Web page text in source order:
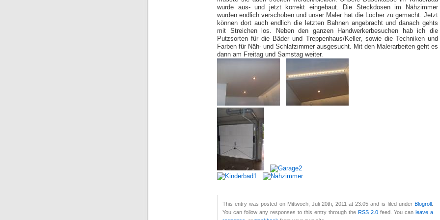
wurde aus- und jetzt korrekt eingebaut. Die Steckdosen im Nähzimmer
wurden endlich verschoben und unser Maler hat die Löcher zu gemacht. Jetzt
können dort auch endlich die letzten Bahnen angebracht und danach gehts
mit Streichen los. Neben den ganzen Handwerkerbesuchen hab ich die
Putzsorten für die Bäder und Treppenhaus/Keller, sowie die Techniken und
Farben für Näh- und Schlafzimmer ausgesucht. Mit den Malerarbeiten geht es
dann am Freitag und Samstag weiter.
This entry was posted on Mittwoch, Juli 20th, 2011 at 23:05 and is filed under Blogroll
You can follow any responses to this entry through the RSS 2.0 feed. You can leave a